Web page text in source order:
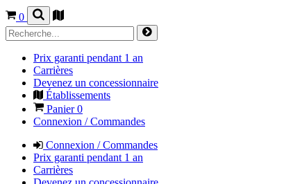
0
Prix garanti pendant 1 an
Carrières
Devenez un concessionnaire
Établissements
Panier0
Connexion / Commandes
Connexion / Commandes
Prix garanti pendant 1 an
Carrières